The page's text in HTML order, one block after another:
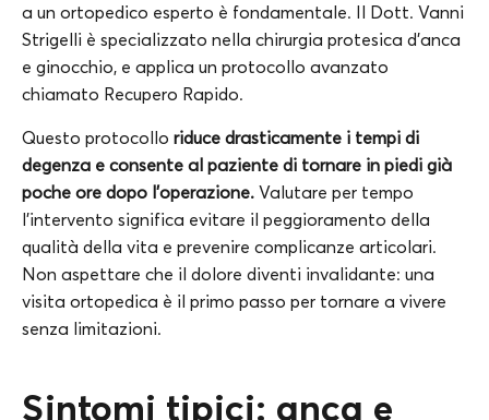
a un ortopedico esperto è fondamentale. Il Dott. Vanni
Strigelli è specializzato nella chirurgia protesica d’anca
e ginocchio, e applica un protocollo avanzato
chiamato Recupero Rapido.
Questo protocollo riduce drasticamente i tempi di
degenza e consente al paziente di tornare in piedi già
poche ore dopo l’operazione. Valutare per tempo
l’intervento significa evitare il peggioramento della
qualità della vita e prevenire complicanze articolari.
Non aspettare che il dolore diventi invalidante: una
visita ortopedica è il primo passo per tornare a vivere
senza limitazioni.
Sintomi tipici: anca e